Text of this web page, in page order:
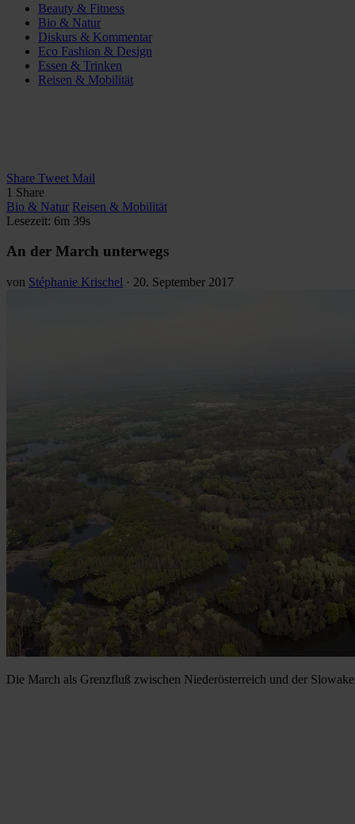
Beauty & Fitness
Bio & Natur
Diskurs & Kommentar
Eco Fashion & Design
Essen & Trinken
Reisen & Mobilität
Share Tweet Mail
1 Share
Bio & Natur Reisen & Mobilität
Lesezeit: 6m 39s
An der March unterwegs
von Stéphanie Krischel · 20. September 2017
Die March als Grenzfluß zwischen Niederösterreich und der